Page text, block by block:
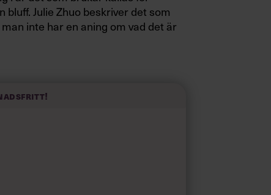
bluff. Julie Zhuo beskriver det som
inte har en aning om vad det är
går bättre än du tror